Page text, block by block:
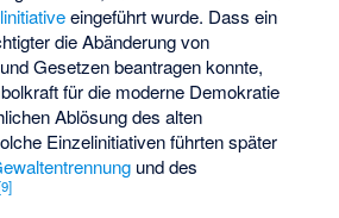
eingeführt wurde. Dass ein
die Abänderung von
Gesetzen beantragen konnte,
für die moderne Demokratie
Ablösung des alten
Einzelinitiativen führten später
und des